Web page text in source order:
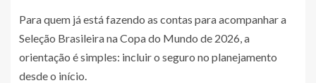
Para quem já está fazendo as contas para acompanhar a
Seleção Brasileira na Copa do Mundo de 2026, a
orientação é simples: incluir o seguro no planejamento
desde o início.